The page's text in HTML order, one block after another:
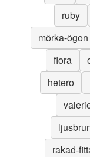
ruby
mörka-ögon
flora
hetero
rakad-